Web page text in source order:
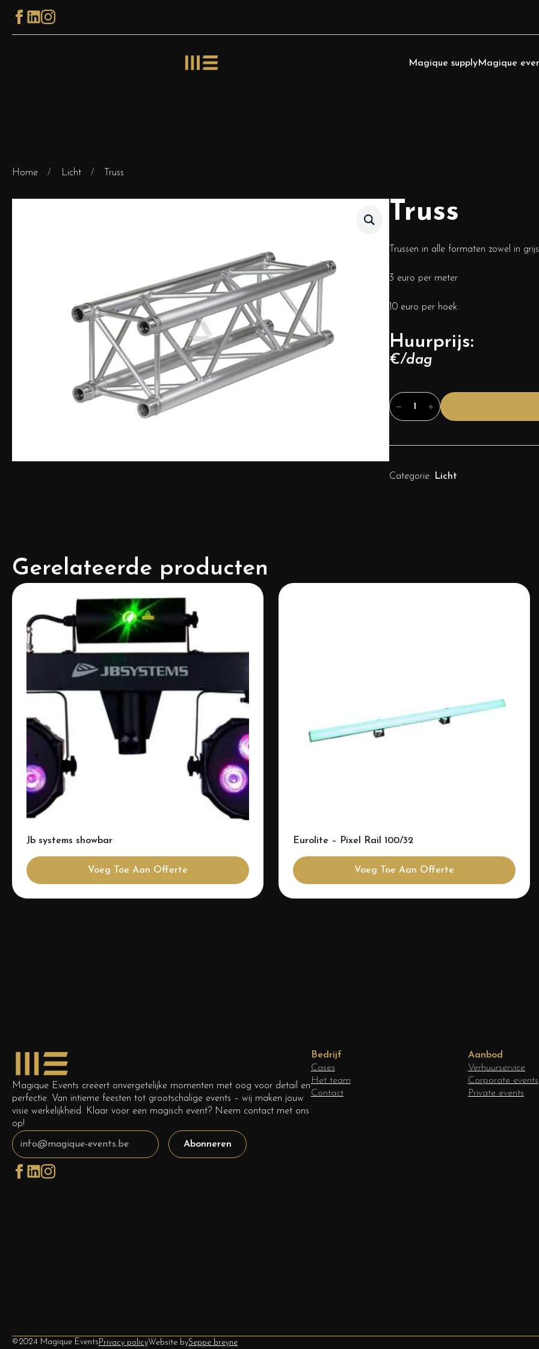
Magique supplyMagique
Home Licht Truss
Truss
Trussen in alle formaten zowel in
3 euro per meter
10 euro per hoek.
Huurprijs:
€/dag
Truss
aantal
Categorie: Licht
Gerelateerde producten
Jb systems showbar
Voeg Toe Aan Offerte
Eurolite – Pixel Rail 100/32
Voeg Toe Aan Offerte
Magique Events creëert onvergetelijke momenten met oog voor detail en
perfectie. Van intieme feesten tot grootschalige events – wij maken jouw
visie werkelijkheid. Klaar voor een magisch event? Neem contact met ons
op!
Abonneren
Bedrijf
Cases
Het team
Contact
Aanbod
Verhuurservice
Corporate events
Private events
©2024 Magique EventsPrivacy policyWebsite bySeppe breyne